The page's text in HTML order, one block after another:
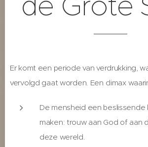
Er komt een periode van verdrukking,
vervolgd gaat worden. Een climax
De mensheid een beslissende
maken: trouw aan God of aan
deze wereld.